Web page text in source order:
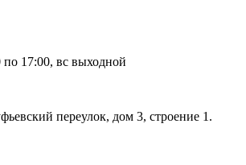
17:00, вс выходной
переулок, дом 3, строение 1.